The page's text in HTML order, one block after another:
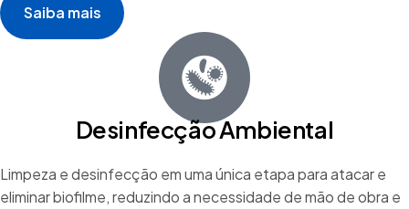
Saiba mais
Desinfecção Ambiental
Limpeza e desinfecção em uma única etapa para atacar e
eliminar biofilme, reduzindo a necessidade de mão de obra e